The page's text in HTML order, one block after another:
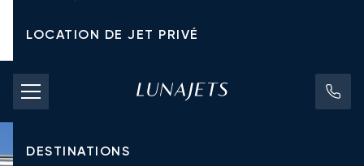
LOCATION DE JET PRIVÉ
TARIFS D'AFFRÈTEMENT
JETS PRIVÉS
DESTINATIONS